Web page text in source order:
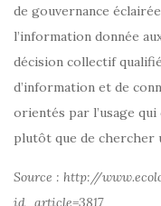
de gouvernance
l’information donnée
décision collectif
d’information et de
orientés par l’usage
plutôt que de chercher
Source : http://